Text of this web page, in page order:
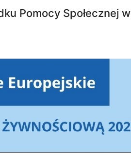
Pomocy Społecznej w